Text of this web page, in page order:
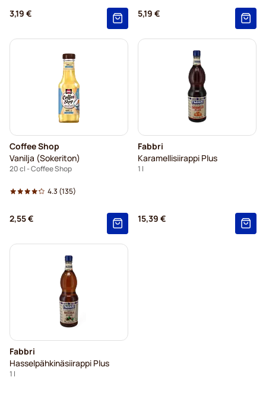
3,19 € 5,19 €
Coffee Shop
Vanilja (Sokeriton)
20 cl - Coffee Shop
4.3 (135)
2,55 €
Fabbri
Karamellisiirappi Plus
1 l
15,39 €
Fabbri
Hasselpähkinäsiirappi Plus
1 l